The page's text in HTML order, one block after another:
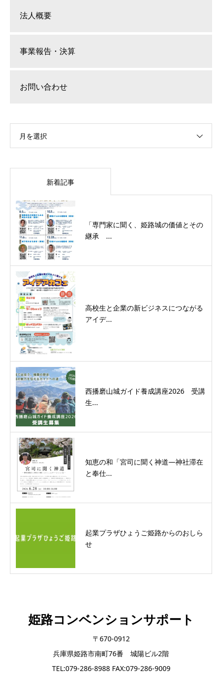
法人概要
事業報告・決算
お問い合わせ
月を選択
新着記事
「専門家に聞く、姫路城の価値とその
継承 ...
高校生と企業の新ビジネスにつながる
アイデ...
西播磨山城ガイド養成講座2026 受講
生...
知恵の和「宮司に聞く神道―神社滞在
と奉仕...
起業プラザひょうご姫路からのおしら
せ
姫路コンベンションサポート
〒670-0912
兵庫県姫路市南町76番 城陽ビル2階
TEL:079-286-8988 FAX:079-286-9009